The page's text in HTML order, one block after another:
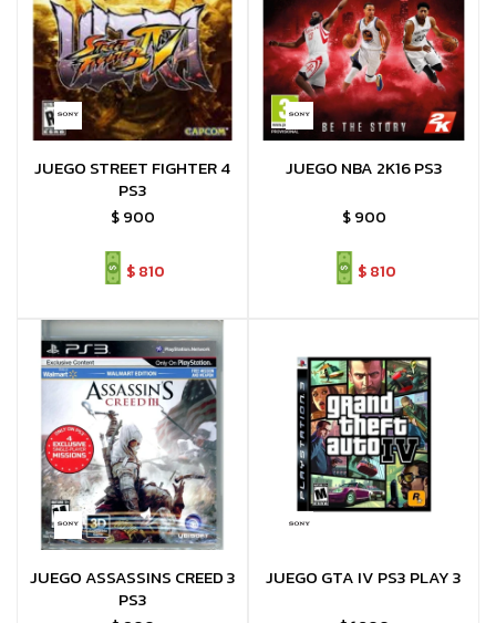
JUEGO STREET FIGHTER 4
PS3
$ 900
$810
JUEGO NBA 2K16 PS3
$ 900
$810
JUEGO ASSASSINS CREED 3
PS3
JUEGO GTA IV PS3 PLAY 3